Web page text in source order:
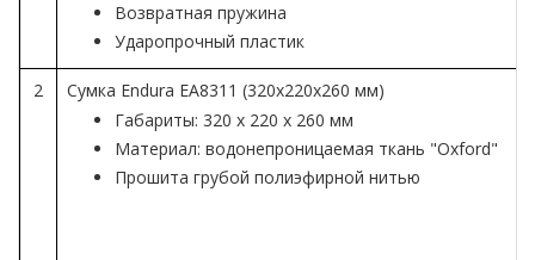
Возвратная пружина
Ударопрочный пластик
2
Сумка Endura EA8311 (320x220x260 мм)
Габариты: 320 x 220 x 260 мм
Материал: водонепроницаемая ткань "Oxford"
Прошита грубой полиэфирной нитью